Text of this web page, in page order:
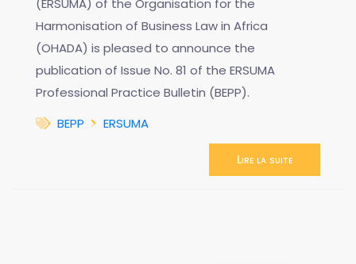
(ERSUMA) of the Organisation for the
Harmonisation of Business Law in Africa
(OHADA) is pleased to announce the
publication of Issue No. 81 of the ERSUMA
Professional Practice Bulletin (BEPP).
BEPP
ERSUMA
Lire la suite